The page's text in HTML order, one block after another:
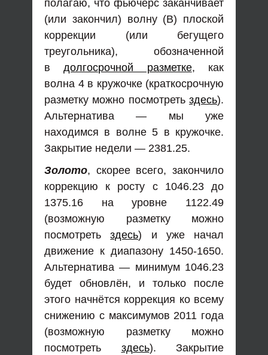
полагаю, что фьючерс заканчивает
(или закончил) волну (В) плоской
коррекции (или бегущего
треугольника), обозначенной
вдолгосрочной разметке, как
волна 4 в кружочке (краткосрочную
разметку можно посмотреть здесь).
Альтернатива — мы уже
находимся в волне 5 в кружочке.
Закрытие недели — 2381.25.
Золото, скорее всего, закончило
коррекцию к росту с 1046.23 до
1375.16 на уровне 1122.49
(возможную разметку можно
посмотретьздесь) и уже начал
движение к диапазону 1450-1650.
Альтернатива — минимум 1046.23
будет обновлён, и только после
этого начнётся коррекция ко всему
снижению с максимумов 2011 года
(возможную разметку можно
посмотреть здесь). Закрытие